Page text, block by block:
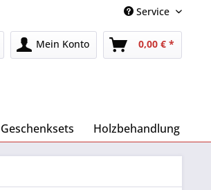
Service
Mein Konto 0,00 € *
Geschenksets Holzbehandlung